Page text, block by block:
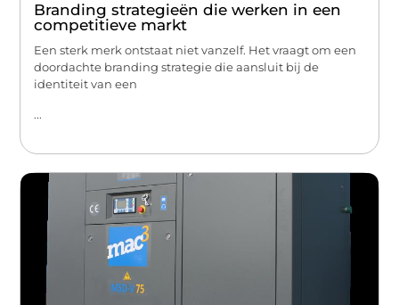
Branding strategieën die werken in een
competitieve markt
Een sterk merk ontstaat niet vanzelf. Het vraagt om een
doordachte branding strategie die aansluit bij de
identiteit van een
...